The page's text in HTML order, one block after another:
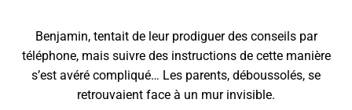
Benjamin, tentait de leur prodiguer des conseils par
téléphone, mais suivre des instructions de cette manière
s’est avéré compliqué… Les parents, déboussolés, se
retrouvaient face à un mur invisible.